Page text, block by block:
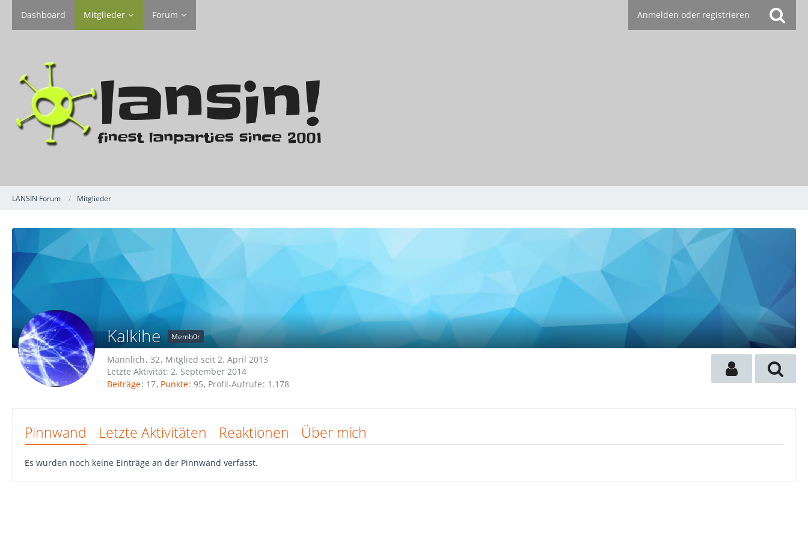
Dashboard Mitglieder Forum Anmelden oder registrieren
LANSIN Forum Mitglieder
Kalkihe Memb0r
Männlich 32 Mitglied seit 2. April 2013
Letzte Aktivität: 2. September 2014
Beiträge 17 Punkte 95 Profil-Aufrufe 1.178
Pinnwand Letzte Aktivitäten Reaktionen Über mich
Es wurden noch keine Einträge an der Pinnwand verfasst.